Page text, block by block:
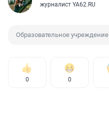
журналист YA62.RU
Образовательное учреждение
0 0